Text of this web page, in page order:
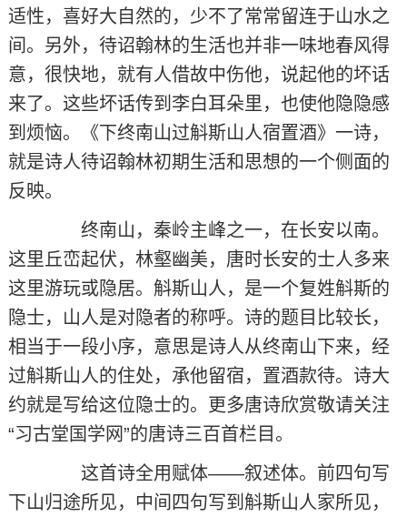
适性，喜好大自然的，少不了常常留连于山水之
间。另外，待诏翰林的生活也并非一味地春风得
意，很快地，就有人借故中伤他，说起他的坏话
来了。这些坏话传到李白耳朵里，也使他隐隐感
到烦恼。《下终南山过斛斯山人宿置酒》一诗，
就是诗人待诏翰林初期生活和思想的一个侧面的
反映。
终南山，秦岭主峰之一，在长安以南。
这里丘峦起伏，林壑幽美，唐时长安的士人多来
这里游玩或隐居。斛斯山人，是一个复姓斛斯的
隐士，山人是对隐者的称呼。诗的题目比较长，
相当于一段小序，意思是诗人从终南山下来，经
过斛斯山人的住处，承他留宿，置酒款待。诗大
约就是写给这位隐士的。更多唐诗欣赏敬请关注
“习古堂国学网”的唐诗三百首栏目。
这首诗全用赋体——叙述体。前四句写
下山归途所见，中间四句写到斛斯山人家所见，